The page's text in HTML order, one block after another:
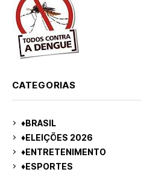
CATEGORIAS
♦BRASIL
♦ELEIÇÕES 2026
♦ENTRETENIMENTO
♦ESPORTES